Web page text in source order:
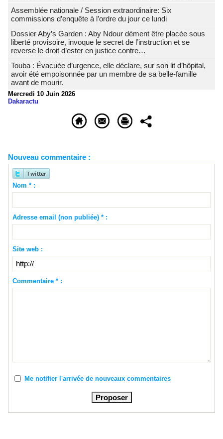
Assemblée nationale / Session extraordinaire: Six
commissions d’enquête à l’ordre du jour ce lundi
Dossier Aby’s Garden : Aby Ndour dément être placée sous
liberté provisoire, invoque le secret de l’instruction et se
reverse le droit d’ester en justice contre…
Touba : Évacuée d’urgence, elle déclare, sur son lit d’hôpital,
avoir été empoisonnée par un membre de sa belle-famille
avant de mourir.
Mercredi 10 Juin 2026
Dakaractu
Nouveau commentaire :
Nom * :
Adresse email (non publiée) * :
Site web :
Commentaire * :
Me notifier l'arrivée de nouveaux commentaires